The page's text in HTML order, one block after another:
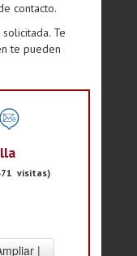
contacto.
Te
te pueden
visitas)